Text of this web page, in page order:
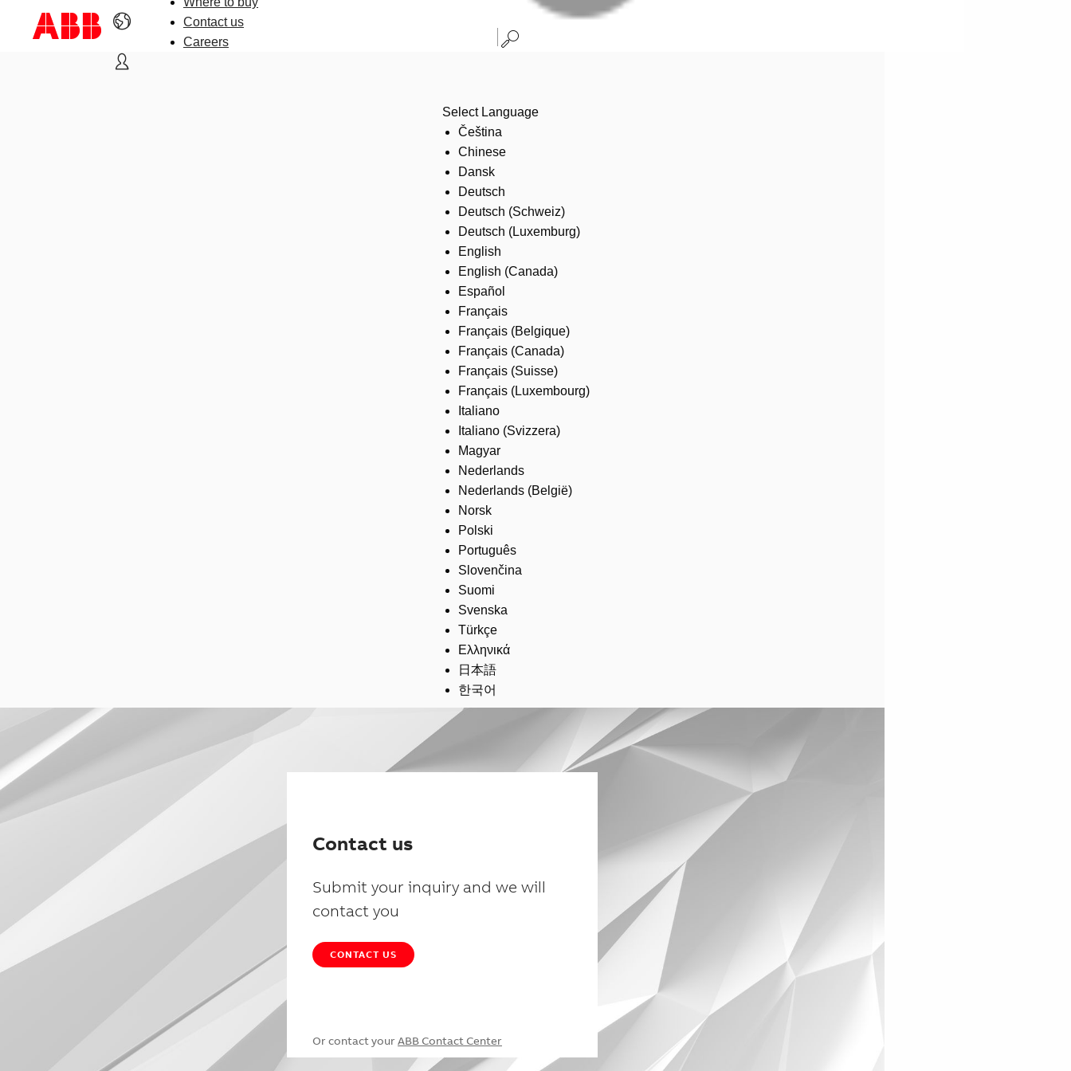
Contact us
Careers
Select Language
Čeština
Chinese
Dansk
Deutsch
Deutsch (Schweiz)
Deutsch (Luxemburg)
English
English (Canada)
Español
Français
Français (Belgique)
Français (Canada)
Français (Suisse)
Français (Luxembourg)
Italiano
Italiano (Svizzera)
Magyar
Nederlands
Nederlands (België)
Norsk
Polski
Português
Slovenčina
Suomi
Svenska
Türkçe
Ελληνικά
日本語
한국어
Contact us
Submit your inquiry and we will
contact you
CONTACT US
Or contact your ABB Contact Center